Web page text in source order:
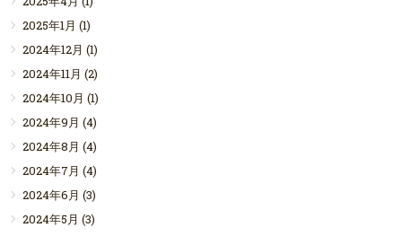
2025年1月 (1)
2024年12月 (1)
2024年11月 (2)
2024年10月 (1)
2024年9月 (4)
2024年8月 (4)
2024年7月 (4)
2024年6月 (3)
2024年5月 (3)